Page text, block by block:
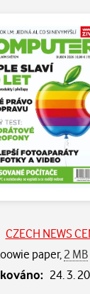
CZECH NEWS
paper, 2 MB
24. 3.